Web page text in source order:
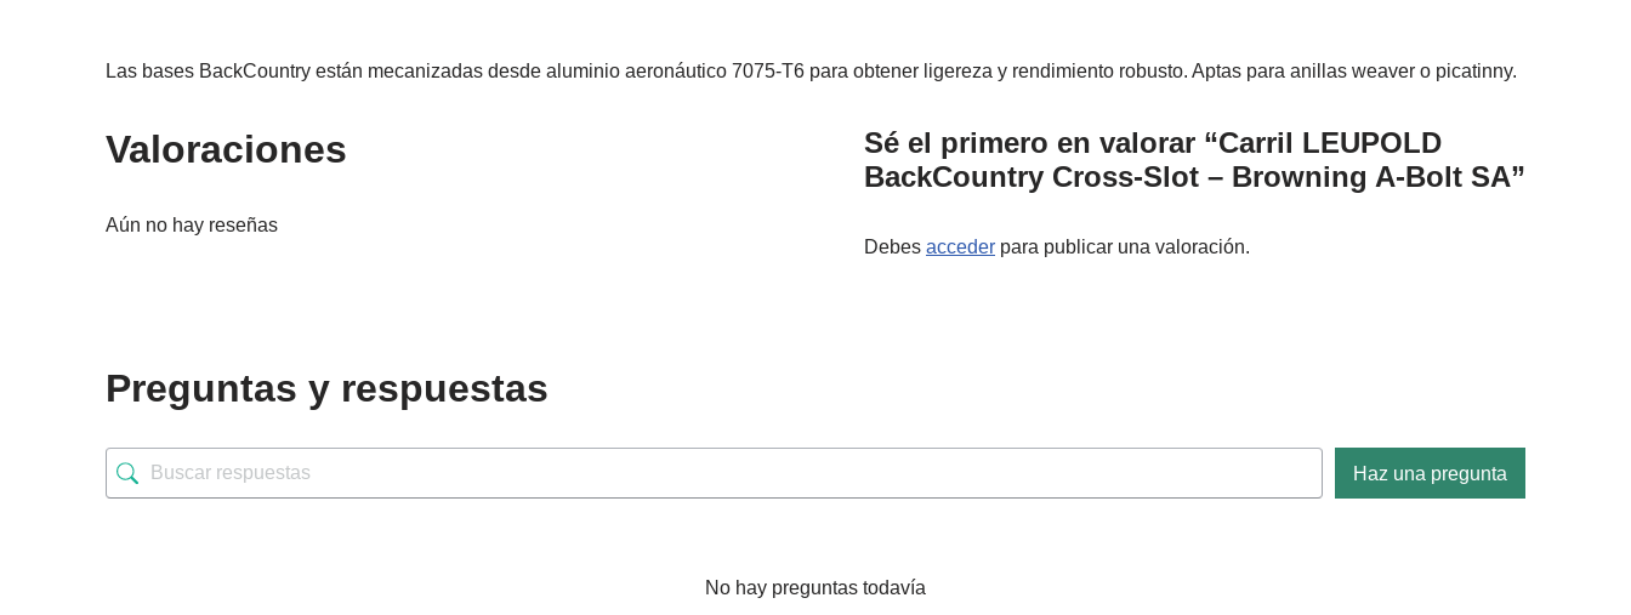
Las bases BackCountry están mecanizadas desde aluminio aeronáutico 7075-T6 para obtener ligereza y rendimiento robusto. Aptas para anillas weaver o picatinny.
Valoraciones
Aún no hay reseñas
Sé el primero en valorar “Carril LEUPOLD
BackCountry Cross-Slot – Browning A-Bolt SA”
Debes acceder para publicar una valoración.
Preguntas y respuestas
Haz una pregunta
No hay preguntas todavía